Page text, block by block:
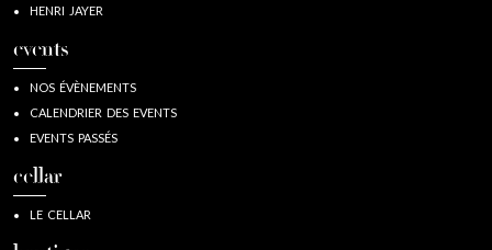
HENRI JAYER
events
NOS ÉVÈNEMENTS
CALENDRIER DES EVENTS
EVENTS PASSÉS
cellar
LE CELLAR